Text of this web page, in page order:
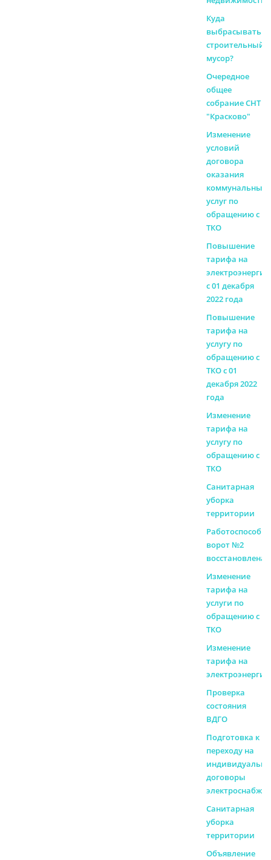
Куда
выбрасывать
строительный
мусор?
Очередное
общее
собрание СНТ
"Красково"
Изменение
условий
договора
оказания
коммунальных
услуг по
обращению с
ТКО
Повышение
тарифа на
с 01 декабря
2022 года
Повышение
тарифа на
услугу по
обращению с
ТКО с 01
декабря 2022
года
Изменение
тарифа на
услугу по
обращению с
ТКО
Санитарная
уборка
территории
ворот №2
восстановлена!
Изменение
тарифа на
услуги по
обращению с
ТКО
Изменение
тарифа на
Проверка
состояния
ВДГО
Подготовка к
переходу на
договоры
Санитарная
уборка
территории
Объявление